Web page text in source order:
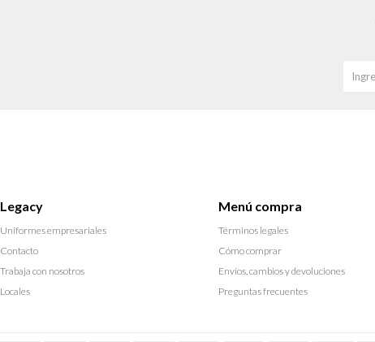
Legacy
Uniformes empresariales
Contacto
Trabaja con nosotros
Locales
Menú compra
Términos legales
Cómo comprar
Envíos, cambios y devoluciones
Preguntas frecuentes